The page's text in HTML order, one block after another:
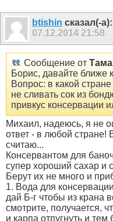
btishin сказал(-а):
07.12.2014 21:58
Сообщение от
Борис, давайте ближе
Вопрос: в какой
не сливать сок из
привкус консервации
Михаил, надеюсь, я не
ответ - в любой стране!
считаю...
Консервантом для
супер хороший сахар и
Берут их не много и
1. Вода для
дай Б-г чтобы из крана
смотрите, получается,
и карпа отпугнуть и